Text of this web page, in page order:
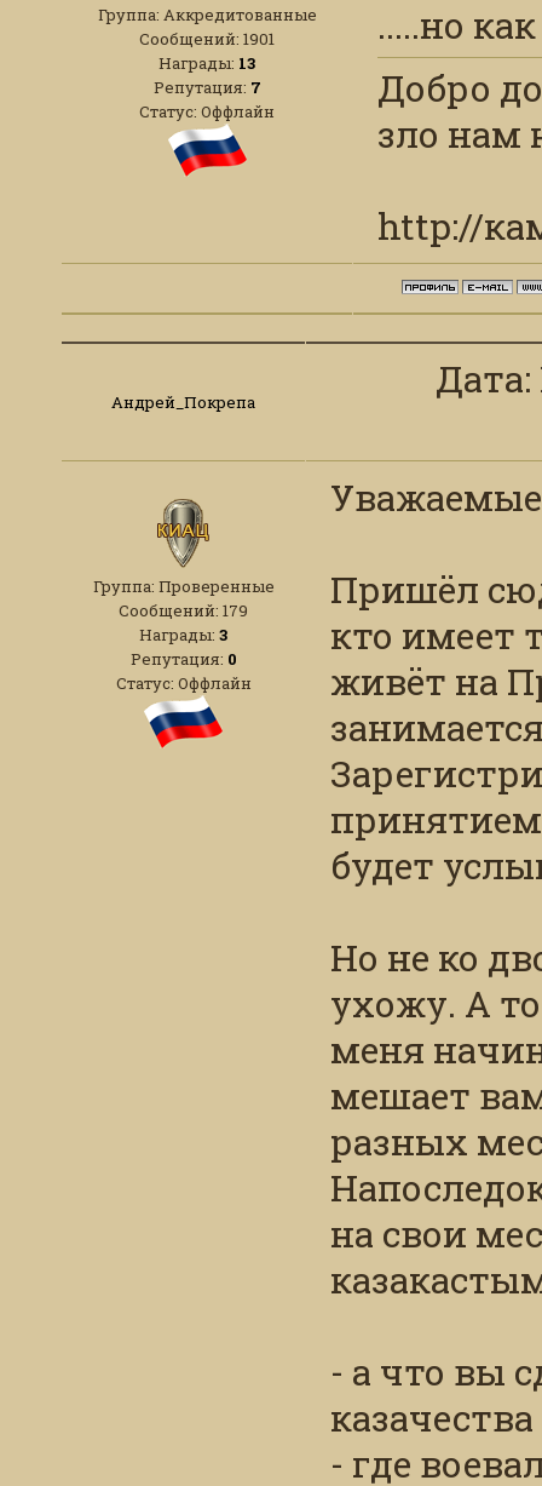
Группа: Аккредитованные
Сообщений: 1901
Награды: 13
Репутация: 7
Статус: Оффлайн
.....но
Добро
зло нам
http://
Андрей_Покрепа Дата:
Группа: Проверенные
Сообщений: 179
Награды: 3
Репутация: 0
Статус: Оффлайн
Уважаемые
Пришёл
кто имеет
живёт на
принятием
будет
Но не ко
ухожу. А
меня
мешает
разных
на свои
- а что вы
казачества
- где